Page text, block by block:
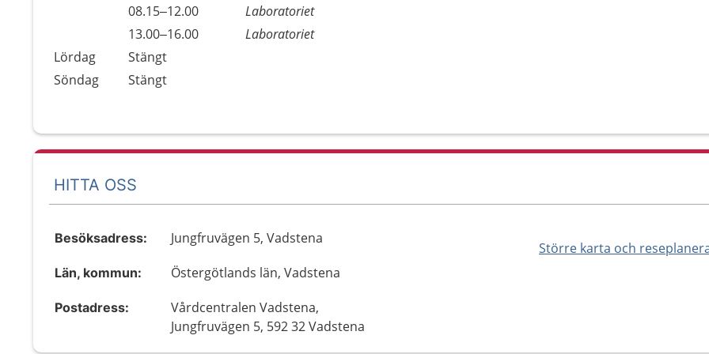
08.15–12.00
Laboratoriet
13.00–16.00
Laboratoriet
Lördag
Stängt
Söndag
Stängt
HITTA OSS
Större karta och
Besöksadress: Jungfruvägen 5, Vadstena
Län, kommun: Östergötlands län, Vadstena
Postadress:
Vårdcentralen Vadstena,
Jungfruvägen 5, 592 32 Vadstena